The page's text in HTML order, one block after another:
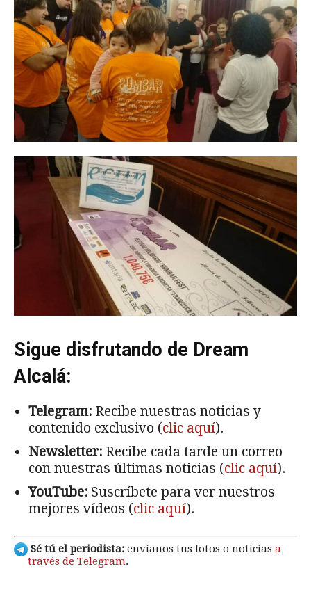
Sigue disfrutando de Dream
Alcalá:
Telegram: Recibe nuestras noticias y
contenido exclusivo (clic aquí).
Newsletter: Recibe cada tarde un correo
con nuestras últimas noticias (clic aquí).
YouTube: Suscríbete para ver nuestros
mejores vídeos (clic aquí).
Sé tú el periodista: envíanos tus fotos o noticias a
través de Telegram.